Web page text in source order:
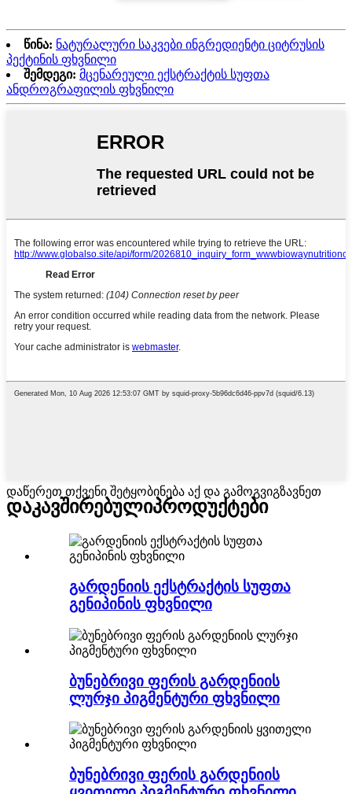
წინა: ნატურალური საკვები ინგრედიენტი ციტრუსის
პექტინის ფხვნილი
შემდეგი: მცენარეული ექსტრაქტის სუფთა
ანდროგრაფილის ფხვნილი
დაწერეთ თქვენი შეტყობინება აქ და გამოგვიგზავნეთ
დაკავშირებულიპროდუქტები
გარდენიის ექსტრაქტის სუფთა
გენიპინის ფხვნილი
ბუნებრივი ფერის გარდენიის
ლურჯი პიგმენტური ფხვნილი
ბუნებრივი ფერის გარდენიის